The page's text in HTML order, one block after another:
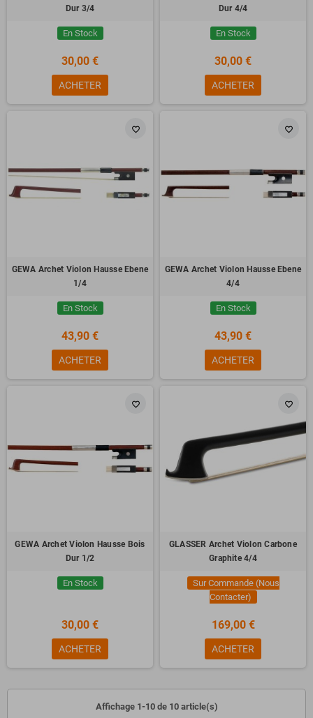
Dur 3/4
En Stock
30,00 €
ACHETER
Dur 4/4
En Stock
30,00 €
ACHETER
favorite_border
GEWA Archet Violon Hausse Ebene
1/4
En Stock
43,90 €
ACHETER
favorite_border
GEWA Archet Violon Hausse Ebene
4/4
En Stock
43,90 €
ACHETER
favorite_border
GEWA Archet Violon Hausse Bois
Dur 1/2
En Stock
30,00 €
ACHETER
favorite_border
GLASSER Archet Violon Carbone
Graphite 4/4
Sur Commande (Nous
Contacter)
169,00 €
ACHETER
Affichage 1-10 de 10 article(s)